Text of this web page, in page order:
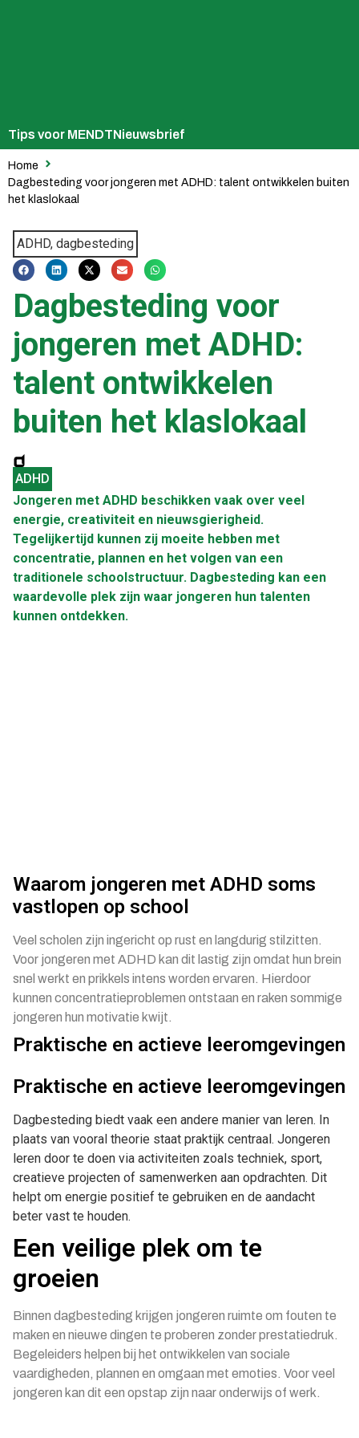
Tips voor MENDTNieuwsbrief
Home
Dagbesteding voor jongeren met ADHD: talent ontwikkelen buiten
het klaslokaal
ADHD, dagbesteding
Dagbesteding voor
jongeren met ADHD:
talent ontwikkelen
buiten het klaslokaal
ADHD
Jongeren met ADHD beschikken vaak over veel
energie, creativiteit en nieuwsgierigheid.
Tegelijkertijd kunnen zij moeite hebben met
concentratie, plannen en het volgen van een
traditionele schoolstructuur. Dagbesteding kan een
waardevolle plek zijn waar jongeren hun talenten
kunnen ontdekken.
Waarom jongeren met ADHD soms
vastlopen op school
Veel scholen zijn ingericht op rust en langdurig stilzitten.
Voor jongeren met ADHD kan dit lastig zijn omdat hun brein
snel werkt en prikkels intens worden ervaren. Hierdoor
kunnen concentratieproblemen ontstaan en raken sommige
jongeren hun motivatie kwijt.
Praktische en actieve leeromgevingen
Praktische en actieve leeromgevingen
Dagbesteding biedt vaak een andere manier van leren. In
plaats van vooral theorie staat praktijk centraal. Jongeren
leren door te doen via activiteiten zoals techniek, sport,
creatieve projecten of samenwerken aan opdrachten. Dit
helpt om energie positief te gebruiken en de aandacht
beter vast te houden.
Een veilige plek om te
groeien
Binnen dagbesteding krijgen jongeren ruimte om fouten te
maken en nieuwe dingen te proberen zonder prestatiedruk.
Begeleiders helpen bij het ontwikkelen van sociale
vaardigheden, plannen en omgaan met emoties. Voor veel
jongeren kan dit een opstap zijn naar onderwijs of werk.